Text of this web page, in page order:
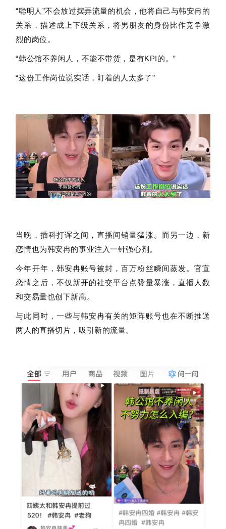
“聪明人”不会放过摆弄流量的机会，他将自己与韩安冉的
关系，描述成上下级关系，将男朋友的身份比作竞争激
烈的岗位。
“韩公馆不养闲人，不能不带货，是有KPI的。”
“这份工作岗位说实话，盯着的人太多了”
当晚，插科打诨之间，直播间销量猛涨。而另一边，新
恋情也为韩安冉的事业注入一针强心剂。
今年开年，韩安冉账号被封，百万粉丝瞬间蒸发。官宣
恋情之后，不仅新开的社交平台点赞量暴涨，直播人数
和交易量也创下新高。
与此同时，一些与韩安冉有关的矩阵账号也在不断推送
两人的直播切片，吸引新的流量。